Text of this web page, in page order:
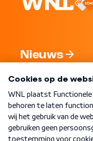
Nieuws
Nieuwsbrief
Word Lid